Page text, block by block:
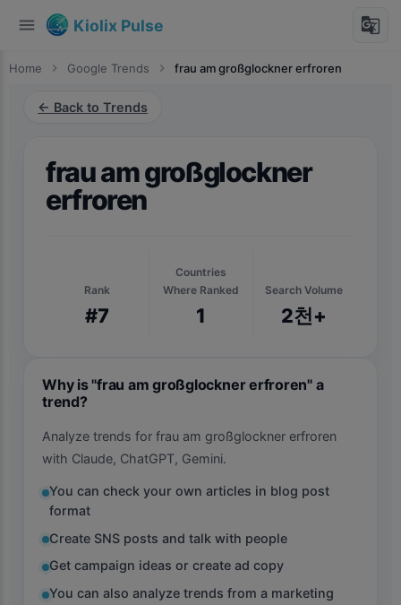
menu Kiolix Pulse g_translate
Home chevron_right Google Trends chevron_right frau am großglockner erfroren
← Back to Trends
frau am großglockner
erfroren
Rank
#7
Countries
Where Ranked
1
Search Volume
2천+
Why is "frau am großglockner erfroren" a
trend?
Analyze trends for frau am großglockner erfroren
with Claude, ChatGPT, Gemini.
You can check your own articles in blog post
format
Create SNS posts and talk with people
Get campaign ideas or create ad copy
You can also analyze trends from a marketing